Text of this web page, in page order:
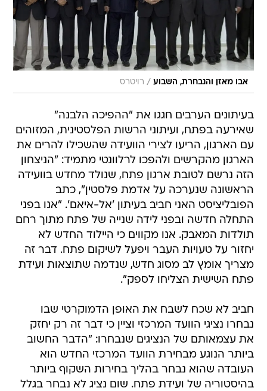
אבו מאזן והנבחרת, השבוע / רויטרס
בעיתונים הערבים חגגו את "ההפיכה הלבנה"
שאירעה בפתח, ועיתוני הרשות הפלסטינית, המזוהים
עם הארגון, הריעו לצירי הוועידה שהשכילו להרים את
הארגון מהקרשים ולהפכו לרלוונטי מתמיד: "הניצחון
הזה נרשם לטובת ארגון פתח, שנולד מחדש בוועידה
הראשונה שנערכה על אדמת פלסטין", כתב
הפובליציסט האני חביב בעיתון 'אל-איאם'. "אנו בפני
התחלה חדשה ובפני לידה שנייה של פתח מתוך רחם
תולדות המאבק. אנו מקווים כי היילוד החדש לא
יחזור על טעויות העבר ויפעל לשיקום פתח. דבר זה
מצריך אומץ לב מסוג חדש, שנדמה שתוצאות ועידת
פתח השישית הצליחו לספק".
חביב לא שכח לשבח את האופן הדמוקרטי שבו
נבחרו נציגי הוועד המרכזי וציין כי דבר זה רק יחזק
את עצמאותם של הנציגים שנבחרו: "הדבר החשוב
ביותר הנוגע מבחירת הוועד המרכזי החדש הוא
העובדה שהוא נבחר בהליך בחירות השקוף ביותר
בהיסטוריה של ועידת פתח. שום נציג לא נבחר בגלל